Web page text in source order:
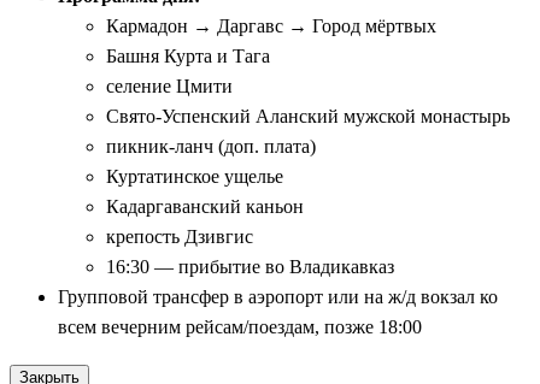
Кармадон → Даргавс → Город мёртвых
Башня Курта и Тага
селение Цмити
Свято-Успенский Аланский мужской монастырь
пикник-ланч (доп. плата)
Куртатинское ущелье
Кадаргаванский каньон
крепость Дзивгис
16:30 — прибытие во Владикавказ
Групповой трансфер в аэропорт или на ж/д вокзал ко
всем вечерним рейсам/поездам, позже 18:00
Закрыть